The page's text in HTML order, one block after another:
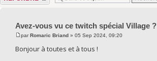
Avez-vous vu ce twitch spécial Village ?
parRomaric Briand » 05 Sep 2024, 09:20
Bonjour à toutes et à tous !